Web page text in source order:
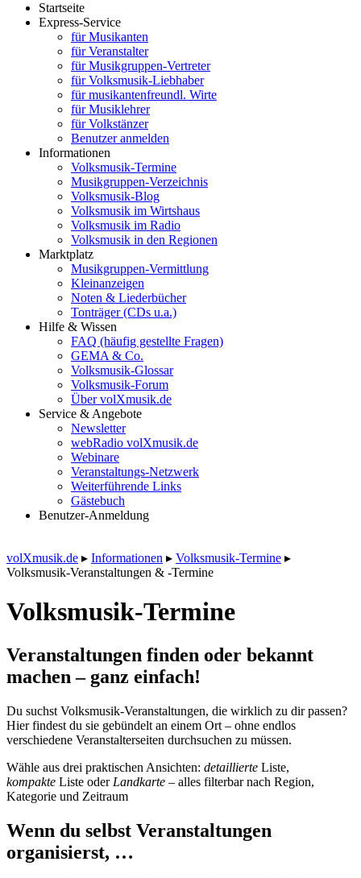
Startseite
Express-Service
für Musikanten
für Veranstalter
für Musikgruppen-Vertreter
für Volksmusik-Liebhaber
für musikantenfreundl. Wirte
für Musiklehrer
für Volkstänzer
Benutzer anmelden
Informationen
Volksmusik-Termine
Musikgruppen-Verzeichnis
Volksmusik-Blog
Volksmusik im Wirtshaus
Volksmusik im Radio
Volksmusik in den Regionen
Marktplatz
Musikgruppen-Vermittlung
Kleinanzeigen
Noten & Liederbücher
Tonträger (CDs u.a.)
Hilfe & Wissen
FAQ (häufig gestellte Fragen)
GEMA & Co.
Volksmusik-Glossar
Volksmusik-Forum
Über volXmusik.de
Service & Angebote
Newsletter
webRadio volXmusik.de
Webinare
Veranstaltungs-Netzwerk
Weiterführende Links
Gästebuch
Benutzer-Anmeldung
volXmusik.de ▸ Informationen ▸ Volksmusik-Termine ▸
Volksmusik-Veranstaltungen & -Termine
Volksmusik-Termine
Veranstaltungen finden oder bekannt
machen – ganz einfach!
Du suchst Volksmusik-Veranstaltungen, die wirklich zu dir passen?
Hier findest du sie gebündelt an einem Ort – ohne endlos
verschiedene Veranstalterseiten durchsuchen zu müssen.
Wähle aus drei praktischen Ansichten: detaillierte Liste,
kompakte Liste oder Landkarte – alles filterbar nach Region,
Kategorie und Zeitraum
Wenn du selbst Veranstaltungen
organisierst, …